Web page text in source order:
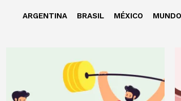
ARGENTINA BRASIL MÉXICO MUNDO